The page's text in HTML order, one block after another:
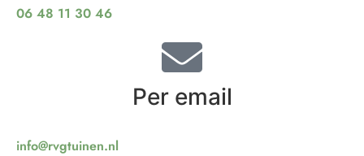
06 48 11 30 46
Per email
info@rvgtuinen.nl